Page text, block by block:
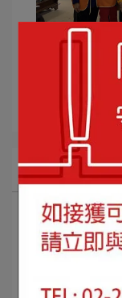
所有文章主題
最新訊息
活動紀錄